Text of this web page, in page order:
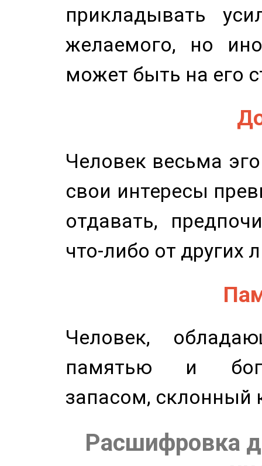
прикладывать
желаемого, но
может быть на его
Человек весьма
свои интересы
отдавать,
что-либо от других
Человек,
памятью и
запасом, склонный
Расшифровка